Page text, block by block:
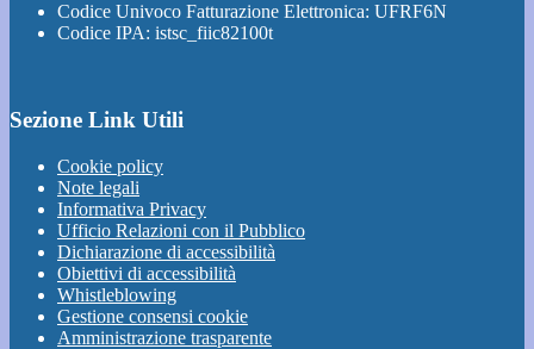
Codice Univoco Fatturazione Elettronica: UFRF6N
Codice IPA: istsc_fiic82100t
Sezione Link Utili
Cookie policy
Note legali
Informativa Privacy
Ufficio Relazioni con il Pubblico
Dichiarazione di accessibilità
Obiettivi di accessibilità
Whistleblowing
Gestione consensi cookie
Amministrazione trasparente